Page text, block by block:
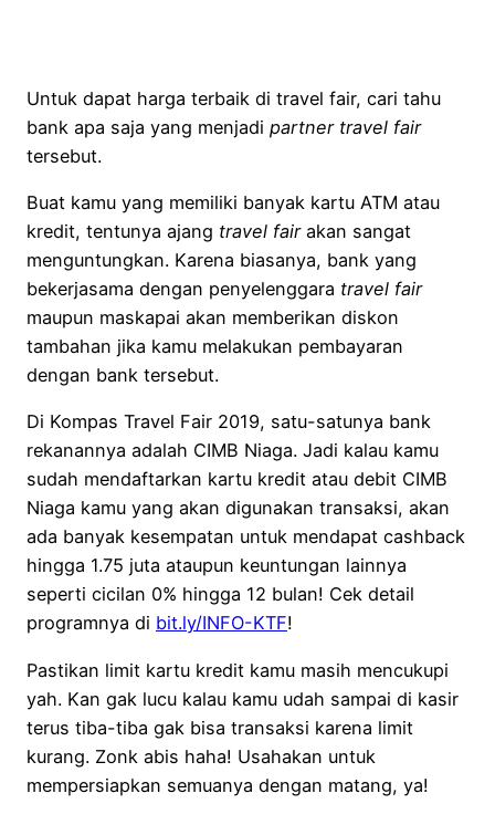
Untuk dapat harga terbaik di travel fair, cari tahu
bank apa saja yang menjadi partner travel fair
tersebut.
Buat kamu yang memiliki banyak kartu ATM atau
kredit, tentunya ajang travel fair akan sangat
menguntungkan. Karena biasanya, bank yang
bekerjasama dengan penyelenggara travel fair
maupun maskapai akan memberikan diskon
tambahan jika kamu melakukan pembayaran
dengan bank tersebut.
Di Kompas Travel Fair 2019, satu-satunya bank
rekanannya adalah CIMB Niaga. Jadi kalau kamu
sudah mendaftarkan kartu kredit atau debit CIMB
Niaga kamu yang akan digunakan transaksi, akan
ada banyak kesempatan untuk mendapat cashback
hingga 1.75 juta ataupun keuntungan lainnya
seperti cicilan 0% hingga 12 bulan! Cek detail
programnya di bit.ly/INFO-KTF!
Pastikan limit kartu kredit kamu masih mencukupi
yah. Kan gak lucu kalau kamu udah sampai di kasir
terus tiba-tiba gak bisa transaksi karena limit
kurang. Zonk abis haha! Usahakan untuk
mempersiapkan semuanya dengan matang, ya!